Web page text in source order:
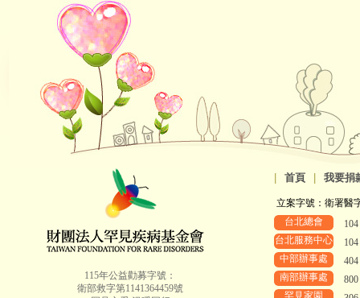
2002年彙整
115年公益勸募字號：
衛部救字第1141364459號
首頁 我要捐
立案字號：衛署醫
台北總會
台北服務中心
中部辦事處
南部辦事處
罕見家園